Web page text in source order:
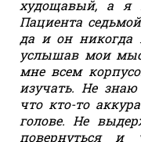
худощавый, а я
Пациента
да и он никогда
услышав мои
мне всем
изучать. Не
что кто-то
голове. Не
повернуться